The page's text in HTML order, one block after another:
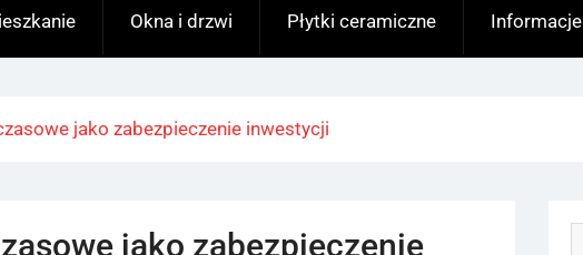
Okna i drzwi Płytki ceramiczne Informacje
jako zabezpieczenie inwestycji
jako zabezpieczenie